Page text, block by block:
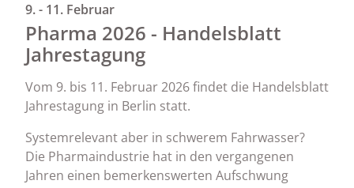
9. - 11. Februar
Pharma 2026 - Handelsblatt
Jahrestagung
Vom 9. bis 11. Februar 2026 findet die Handelsblatt
Jahrestagung in Berlin statt.
Systemrelevant aber in schwerem Fahrwasser?
Die Pharmaindustrie hat in den vergangenen
Jahren einen bemerkenswerten Aufschwung